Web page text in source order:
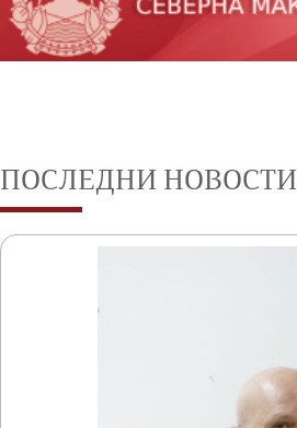
ПОСЛЕДНИ НОВОСТИ